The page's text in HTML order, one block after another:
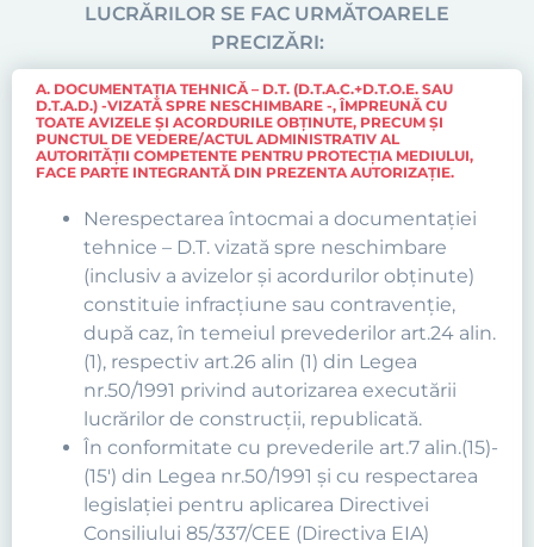
LUCRĂRILOR SE FAC URMĂTOARELE
PRECIZĂRI:
A. DOCUMENTAŢIA TEHNICĂ – D.T. (D.T.A.C.+D.T.O.E. SAU
D.T.A.D.) -VIZATĂ SPRE NESCHIMBARE -, ÎMPREUNĂ CU
TOATE AVIZELE ŞI ACORDURILE OBŢINUTE, PRECUM ŞI
PUNCTUL DE VEDERE/ACTUL ADMINISTRATIV AL
AUTORITĂŢII COMPETENTE PENTRU PROTECŢIA MEDIULUI,
FACE PARTE INTEGRANTĂ DIN PREZENTA AUTORIZAŢIE.
Nerespectarea întocmai a documentaţiei
tehnice – D.T. vizată spre neschimbare
(inclusiv a avizelor şi acordurilor obţinute)
constituie infracţiune sau contravenţie,
după caz, în temeiul prevederilor art.24 alin.
(1), respectiv art.26 alin (1) din Legea
nr.50/1991 privind autorizarea executării
lucrărilor de construcţii, republicată.
În conformitate cu prevederile art.7 alin.(15)-
(15') din Legea nr.50/1991 şi cu respectarea
legislaţiei pentru aplicarea Directivei
Consiliului 85/337/CEE (Directiva EIA)